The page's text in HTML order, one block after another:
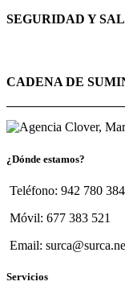
SEGURIDAD Y
CADENA DE
¿Dónde estamos?
Teléfono: 942 780 384
Móvil: 677 383 521
Email:
Servicios